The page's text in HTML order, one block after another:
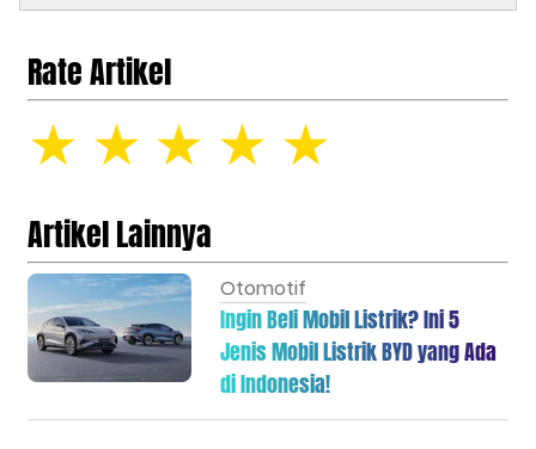
Rate Artikel
☆
☆
☆
☆
☆
Artikel Lainnya
Otomotif
Ingin Beli Mobil Listrik? Ini 5
Jenis Mobil Listrik BYD yang Ada
di Indonesia!